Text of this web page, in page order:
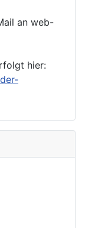
an web-
hier: